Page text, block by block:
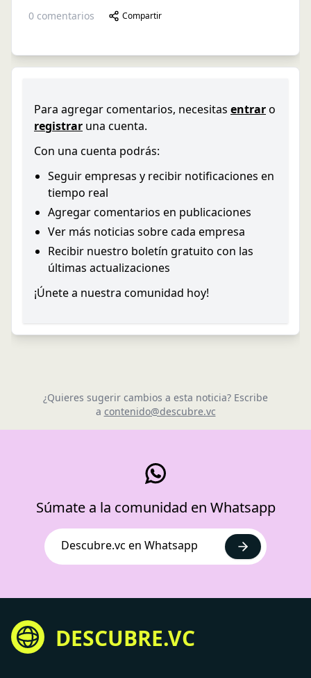
0 comentarios Compartir
Para agregar comentarios, necesitas entraro
registrar una cuenta.
Con una cuenta podrás:
Seguir empresas y recibir notificaciones en
tiempo real
Agregar comentarios en publicaciones
Ver más noticias sobre cada empresa
Recibir nuestro boletín gratuito con las
últimas actualizaciones
¡Únete a nuestra comunidad hoy!
¿Quieres sugerir cambios a esta noticia? Escribe
a contenido@descubre.vc
Súmate a la comunidad en Whatsapp
Descubre.vc en Whatsapp
DESCUBRE.VC